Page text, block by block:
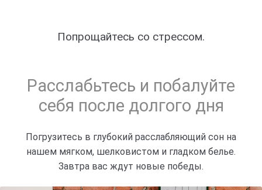
Попрощайтесь со стрессом.
Расслабьтесь и побалуйте
себя после долгого дня
Погрузитесь в глубокий расслабляющий сон на
нашем мягком, шелковистом и гладком белье.
Завтра вас ждут новые победы.